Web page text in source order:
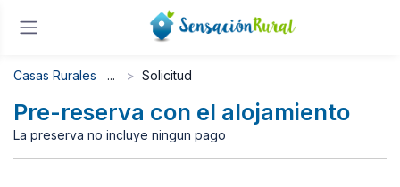
Casas Rurales Solicitud
Pre-reserva con el alojamiento
La preserva no incluye ningun pago